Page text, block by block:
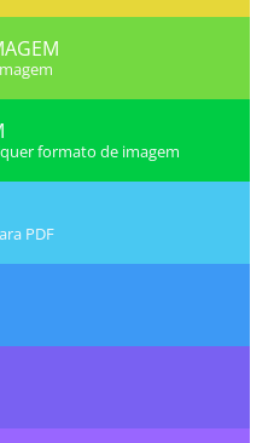
formato de imagem
PDF